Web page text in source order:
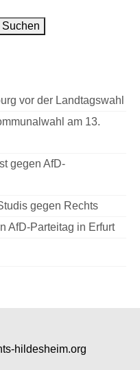
Suchen
vor der Landtagswahl
am 13.
gegen AfD-
gegen Rechts
AfD-Parteitag in Erfurt
hildesheim.org